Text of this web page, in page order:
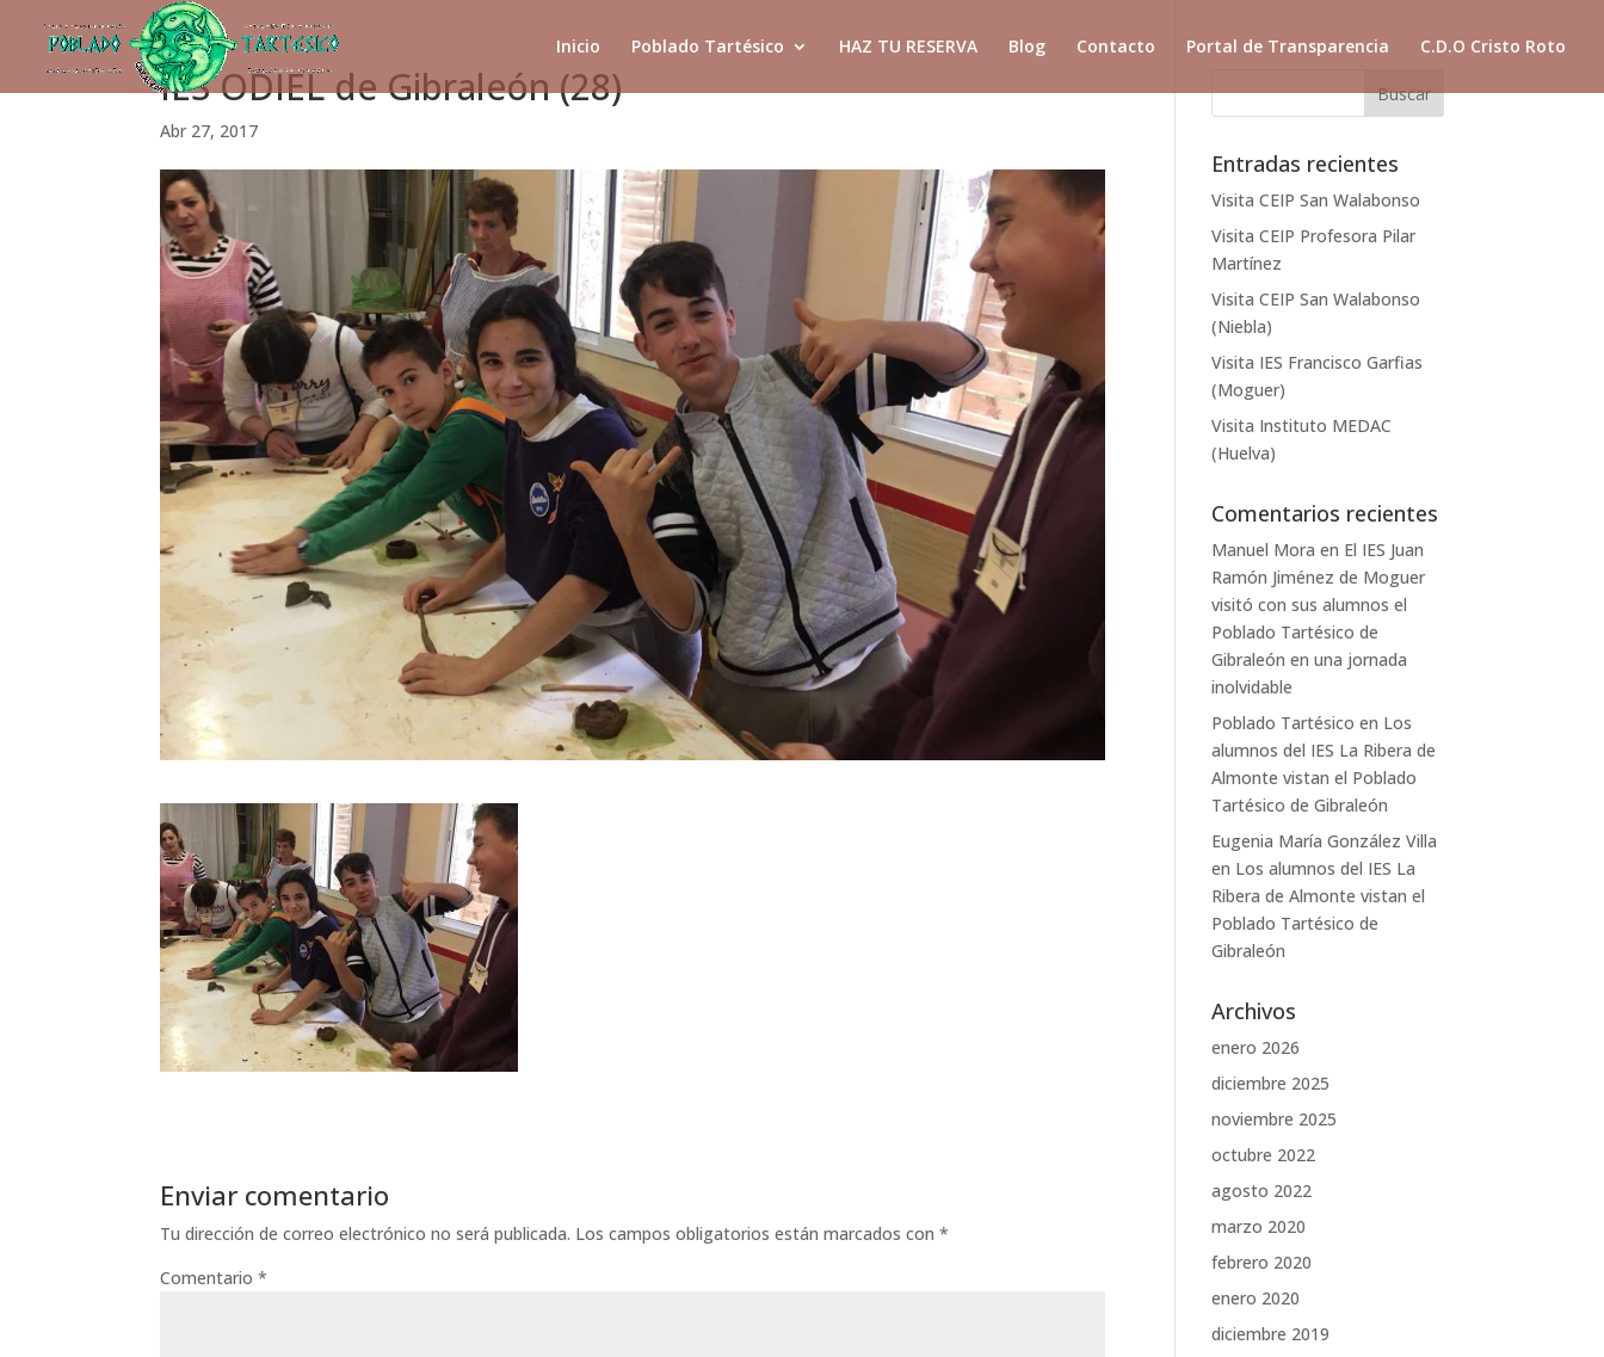
Inicio Poblado Tartésico HAZ TU RESERVA Blog Contacto Portal de Transparencia C.D.O Cristo Roto
IES ODIEL de Gibraleón (28)
Abr 27, 2017
Enviar comentario
Tu dirección de correo electrónico no será publicada. Los campos obligatorios están marcados con*
Comentario*
Entradas recientes
Visita CEIP San Walabonso
Visita CEIP Profesora Pilar
Martínez
Visita CEIP San Walabonso
(Niebla)
Visita IES Francisco Garfias
(Moguer)
Visita Instituto MEDAC
(Huelva)
Comentarios recientes
Manuel Mora en El IES Juan
Ramón Jiménez de Moguer
visitó con sus alumnos el
Poblado Tartésico de
Gibraleón en una jornada
inolvidable
Poblado Tartésico en Los
alumnos del IES La Ribera de
Almonte vistan el Poblado
Tartésico de Gibraleón
Eugenia María González Villa
en Los alumnos del IES La
Ribera de Almonte vistan el
Poblado Tartésico de
Gibraleón
Archivos
enero 2026
diciembre 2025
noviembre 2025
octubre 2022
agosto 2022
marzo 2020
febrero 2020
enero 2020
diciembre 2019